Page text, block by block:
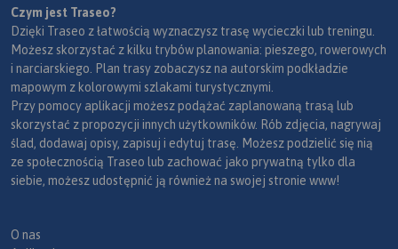
Czym jest Traseo?
Dzięki Traseo z łatwością wyznaczysz trasę wycieczki lub treningu.
Możesz skorzystać z kilku trybów planowania: pieszego, rowerowych
i narciarskiego. Plan trasy zobaczysz na autorskim podkładzie
mapowym z kolorowymi szlakami turystycznymi.
Przy pomocy aplikacji możesz podążać zaplanowaną trasą lub
skorzystać z propozycji innych użytkowników. Rób zdjęcia, nagrywaj
ślad, dodawaj opisy, zapisuj i edytuj trasę. Możesz podzielić się nią
ze społecznością Traseo lub zachować jako prywatną tylko dla
siebie, możesz udostępnić ją również na swojej stronie www!
O nas